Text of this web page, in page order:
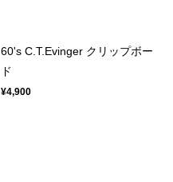
60's C.T.Evinger クリップボー
ド
¥4,900